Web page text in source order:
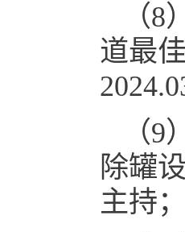
（
道最
（
除罐
主持